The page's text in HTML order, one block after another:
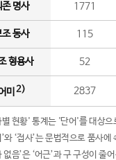
존 명사 1771
조 동사 115
형용사 52
미 2) 2837
현황' 통계는 '단어'를 대상으
와 ‘접사’는 문법적으로 품사
없음’은 ‘어근’과 구 구성이 줄